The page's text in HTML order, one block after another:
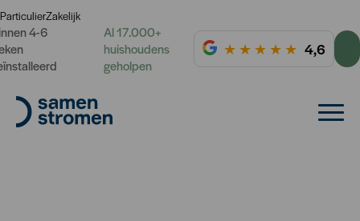
ParticulierZakelijk
4-6
Al 17.000+
huishoudens
geholpen
★ ★ ★ ★ ★ 4,6